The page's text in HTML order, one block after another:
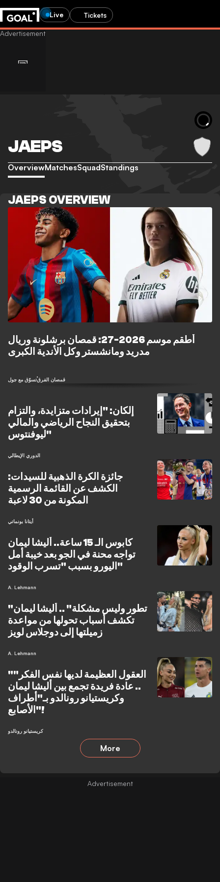
Live Tickets
JAEPS
OverviewMatchesSquadStandings
JAEPS OVERVIEW
أطقم موسم 2026-27: قمصان برشلونة وريال
مدريد ومانشستر وكل الأندية الكبرى
تسوّق مع جولقمصان الفرق
إلكان: "إيرادات متزايدة، والتزام
بتحقيق النجاح الرياضي والمالي
ليوفنتوس"
الدوري الإيطالي
جائزة الكرة الذهبية للسيدات:
الكشف عن القائمة الرسمية
المكونة من 30 لاعبة
أيتانا بونماتي
كابوس الـ 15 ساعة.. أليشا ليمان
تواجه محنة في الجو بعد خيبة أمل
اليورو بسبب "تسرب الوقود"
A. Lehmann
"تطور وليس مشكلة" .. أليشا ليمان
تكشف أسباب تحولها من مواعدة
زميلتها إلى دوجلاس لويز
A. Lehmann
"العقول العظيمة لديها نفس الفكر"
.. عادة فريدة تجمع بين أليشا ليمان
وكريستيانو رونالدو بـ"أطراف
الأصابع"!
كريستيانو رونالدو
More